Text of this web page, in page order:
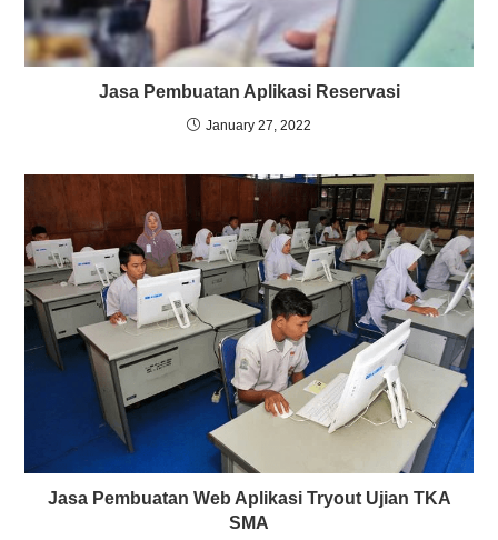
Jasa Pembuatan Aplikasi Reservasi
January 27, 2022
Jasa Pembuatan Web Aplikasi Tryout Ujian TKA
SMA